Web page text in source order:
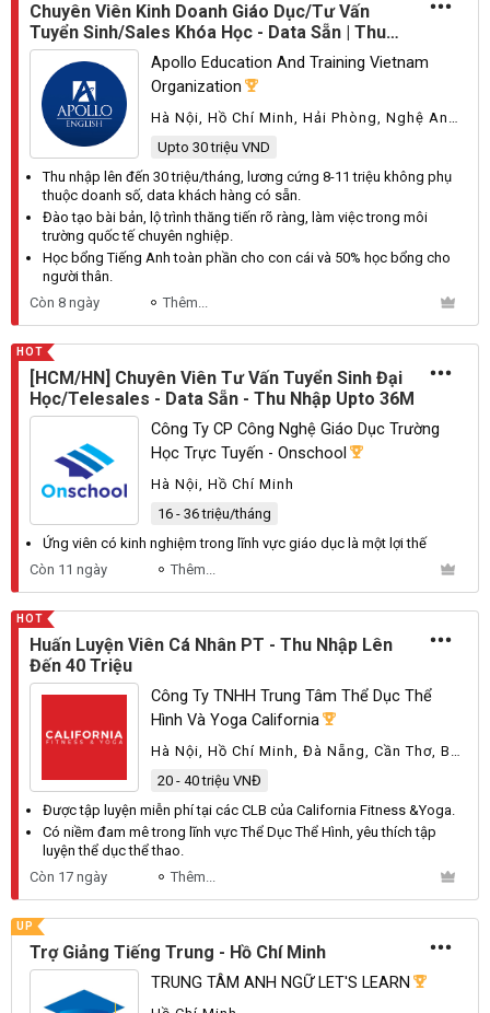
Chuyên Viên Kinh Doanh Giáo Dục/Tư Vấn
Tuyển Sinh/Sales Khóa Học - Data Sẵn | Thu
Nhập Upto 30MApollo Education And Training Vietnam
Organization
Hà Nội, Hồ Chí Minh, Hải Phòng, Nghệ An,
Upto 30 triệu VND
Thu nhập lên đến 30 triệu/tháng, lương cứng 8-11 triệu không phụ
thuộc doanh số, data khách hàng có sẵn.
Đào tạo bài bản, lộ trình thăng tiến rõ ràng, làm việc trong môi
trường quốc tế chuyên nghiệp.
Học bổng Tiếng Anh toàn phần cho con cái và 50% học bổng cho
người thân.
Còn 8 ngày
Thêm...
HOT
[HCM/HN] Chuyên Viên Tư Vấn Tuyển Sinh Đại
Học/Telesales - Data Sẵn - Thu Nhập Upto 36M
Công Ty CP Công Nghệ Giáo Dục Trường
Học Trực Tuyến - Onschool
Hà Nội, Hồ Chí Minh
16 - 36 triệu/tháng
Ứng viên có kinh nghiệm trong lĩnh vực giáo dục là một lợi thế
Còn 11 ngày
Thêm...
HOT
Huấn Luyện Viên Cá Nhân PT - Thu Nhập Lên
Đến 40 Triệu
Công Ty TNHH Trung Tâm Thể Dục Thể
Hình Và Yoga California
Hà Nội, Hồ Chí Minh, Đà Nẵng, Cần Thơ, Bà
20 - 40 triệu VNĐ
Được tập luyện miễn phí tại các CLB của California Fitness &Yoga.
Có niềm đam mê trong lĩnh vựcThể Dục Thể Hình, yêu thích tập
luyện thể dục thể thao.
Còn 17 ngày
Thêm...
UP
Trợ Giảng Tiếng Trung - Hồ Chí Minh
TRUNG TÂM ANH NGỮ LET'S LEARN